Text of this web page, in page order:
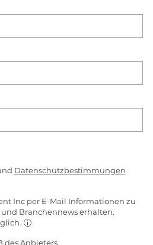
Datenschutzbestimmungen
Inc per E-Mail Informationen zu
Branchennews erhalten.
des Anbieters